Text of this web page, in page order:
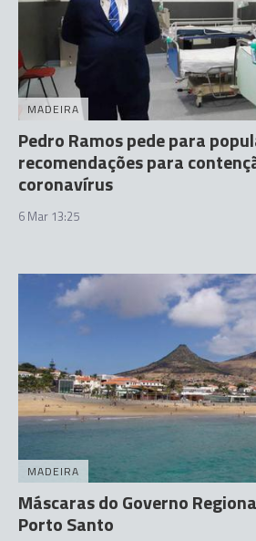
MADEIRA
Pedro Ramos pede para
recomendações para
coronavírus
6 Mar 13:25
MADEIRA
Máscaras do Governo
Porto Santo